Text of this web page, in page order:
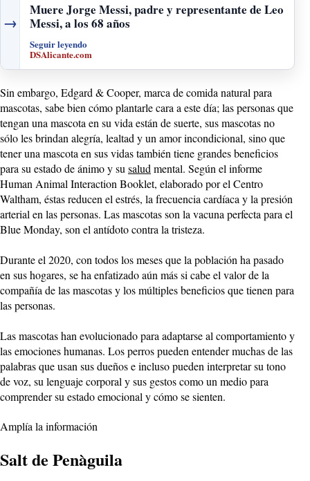
→
Muere Jorge Messi, padre y representante de Leo
Messi, a los 68 años
Seguir leyendo
DSAlicante.com
Sin embargo, Edgard & Cooper, marca de comida natural para
mascotas, sabe bien cómo plantarle cara a este día; las personas que
tengan una mascota en su vida están de suerte, sus mascotas no
sólo les brindan alegría, lealtad y un amor incondicional, sino que
tener una mascota en sus vidas también tiene grandes beneficios
para su estado de ánimo y susaludmental. Según el informe
Human Animal Interaction Booklet, elaborado por el Centro
Waltham, éstas reducen el estrés, la frecuencia cardíaca y la presión
arterial en las personas. Las mascotas son la vacuna perfecta para el
Blue Monday, son el antídoto contra la tristeza.
Durante el 2020, con todos los meses que la población ha pasado
en sus hogares, se ha enfatizado aún más si cabe el valor de la
compañía de las mascotas y los múltiples beneficios que tienen para
las personas.
Las mascotas han evolucionado para adaptarse al comportamiento y
las emociones humanas. Los perros pueden entender muchas de las
palabras que usan sus dueños e incluso pueden interpretar su tono
de voz, su lenguaje corporal y sus gestos como un medio para
comprender su estado emocional y cómo se sienten.
Amplía la información
Salt de Penàguila